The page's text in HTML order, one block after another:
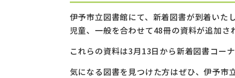
伊予市立図書館にて、新着図書が到着いた
児童、一般を合わせて48冊の資料が追加さ
これらの資料は3月13日から新着図書コーナ
気になる図書を見つけた方はぜひ、伊予市